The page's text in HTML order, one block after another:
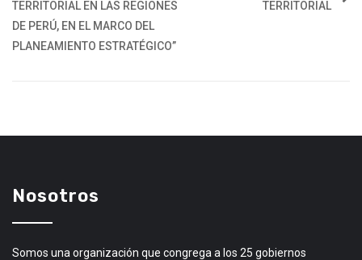
TERRITORIAL EN LAS REGIONES
DE PERÚ, EN EL MARCO DEL
PLANEAMIENTO ESTRATÉGICO”
TERRITORIAL
Nosotros
Somos una organización que congrega a los 25 gobiernos